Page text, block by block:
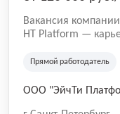
Вакансия
HT Platform —
работодателям —
сопровождаем
Прямой работодатель
ООО "ЭйчТи